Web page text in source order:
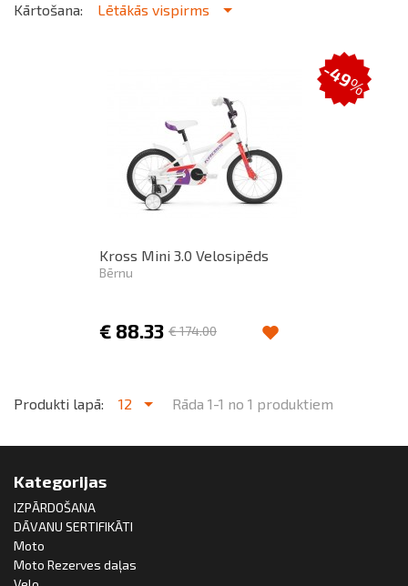
Kārtošana: Lētākās vispirms
Kross Mini 3.0 Velosipēds
Bērnu
€ 88.33 €174.00
-49%
Produkti lapā: 12 Rāda 1-1 no 1 produktiem
Kategorijas
IZPĀRDOŠANA
DĀVANU SERTIFIKĀTI
Moto
Moto Rezerves daļas